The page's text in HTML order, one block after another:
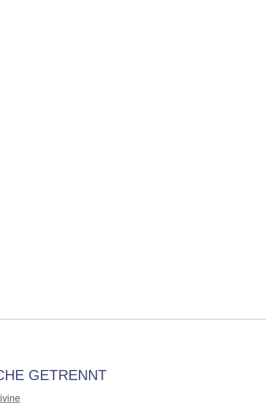
GETRENNT